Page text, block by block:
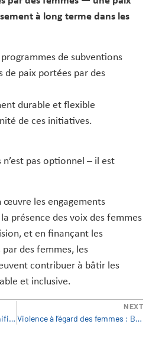
à long terme dans les
de subventions
de paix portées par des
durable et flexible
de ces initiatives.
pas optionnel – il est
les engagements
présence des voix des femmes
et en finançant les
des femmes, les
contribuer à bâtir les
et inclusive.
Ensemble pour une identité unifiée
NEXT
Violence à l’égard des femmes : Briser le mur du silence et de la complicité